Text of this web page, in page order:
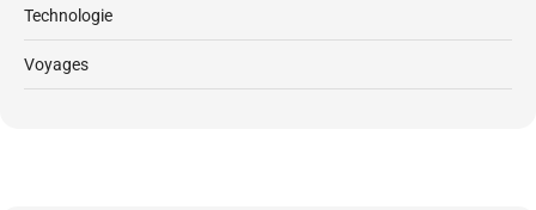
Technologie
Voyages